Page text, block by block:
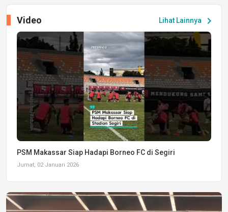
Lihat Lainnya chevron_right
Video
PSM Makassar Siap Hadapi Borneo FC di Segiri
Jumat, 02 Januari 2026